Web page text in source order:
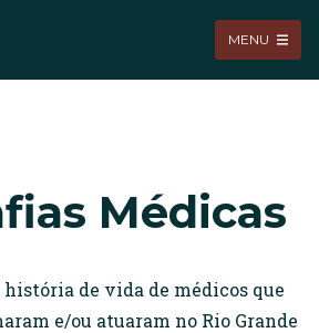
MENU
Médicas
história de vida de médicos que
e/ou atuaram no Rio Grande